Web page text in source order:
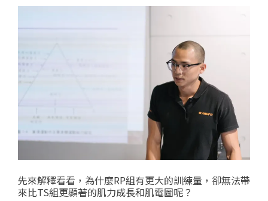
先來解釋看看，為什麼RP組有更大的訓練量，卻無法帶
來比TS組更顯著的肌力成長和肌電圖呢？